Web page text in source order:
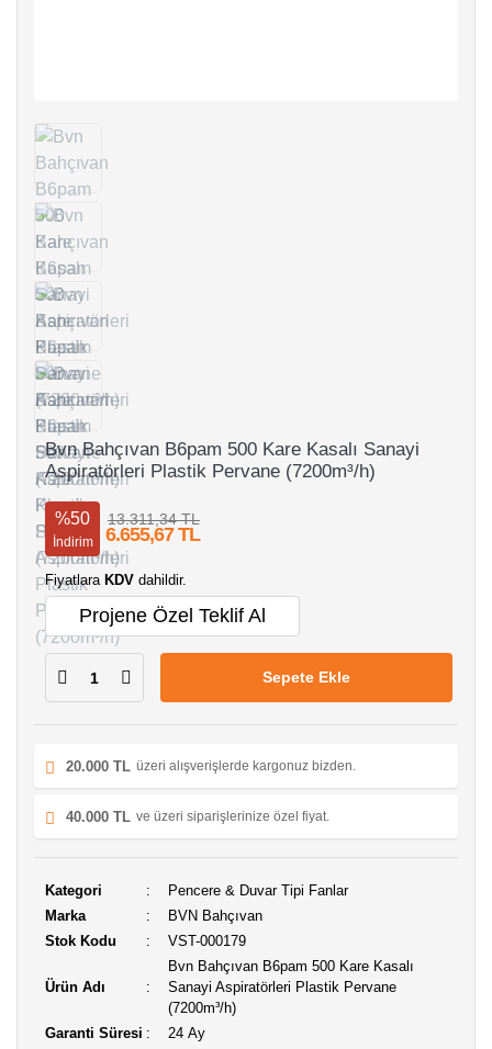
Bvn Bahçıvan B6pam 500 Kare Kasalı Sanayi
Aspiratörleri Plastik Pervane (7200m³/h)
%50
İndirim
13.311,34 TL
6.655,67 TL
Fiyatlara KDV dahildir.
Projene Özel Teklif Al
Sepete Ekle
20.000 TL üzeri alışverişlerde kargonuz bizden.
40.000 TL ve üzeri siparişlerinize özel fiyat.
Kategori
Pencere & Duvar Tipi Fanlar
Marka
BVN Bahçıvan
Stok Kodu
VST-000179
Ürün Adı
Bvn Bahçıvan B6pam 500 Kare Kasalı
Sanayi Aspiratörleri Plastik Pervane
(7200m³/h)
Garanti Süresi
24 Ay